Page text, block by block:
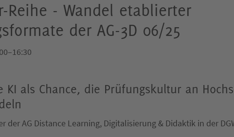
Reihe - Wandel etablierter
der AG-3D 06/25
KI als Chance, die Prüfungskultur an
der AG Distance Learning, Digitalisierung & Didaktik in der